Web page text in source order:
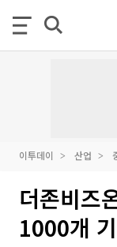
이투데이 산업
더존비즈
1000개